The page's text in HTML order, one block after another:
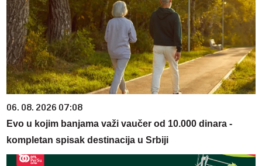
06. 08. 2026 07:08
Evo u kojim banjama važi vaučer od 10.000 dinara -
kompletan spisak destinacija u Srbiji